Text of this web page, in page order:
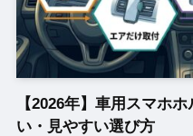
【2026年】車用スマホ
い・見やすい選び方